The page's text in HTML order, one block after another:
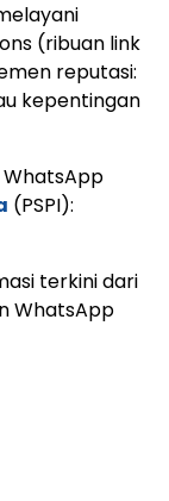
(ribuan link
reputasi:
kepentingan
(PSPI):
terkini dari
WhatsApp